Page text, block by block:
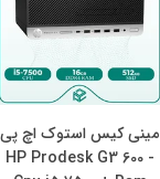
مینی کیس استوک اچ پی
HP Prodesk G3 600 -